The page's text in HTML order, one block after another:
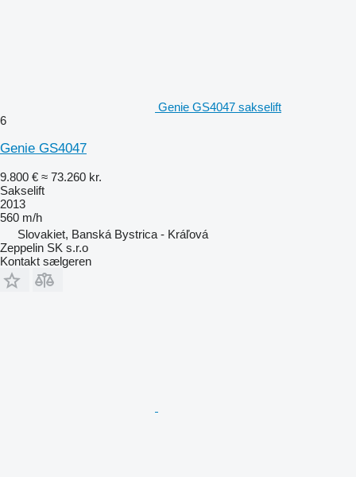
Genie GS4047 sakselift
6
Genie GS4047
9.800 € ≈ 73.260 kr.
Sakselift
2013
560 m/h
Slovakiet, Banská Bystrica - Kráľová
Zeppelin SK s.r.o
Kontakt sælgeren